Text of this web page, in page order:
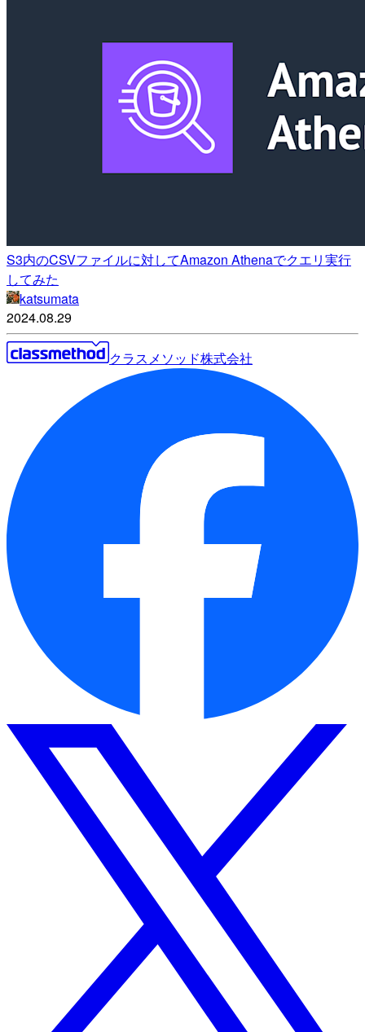
S3内のCSVファイルに対してAmazon Athenaでクエリ実行
してみた
katsumata
2024.08.29
クラスメソッド株式会社